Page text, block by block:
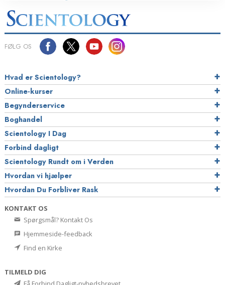
FØLG OS
Hvad er Scientology?
Online-kurser
Begynderservice
Boghandel
Scientology I Dag
Forbind dagligt
Scientology Rundt om i Verden
Hvordan vi hjælper
Hvordan Du Forbliver Rask
KONTAKT OS
Spørgsmål? Kontakt Os
Hjemmeside-feedback
Find en Kirke
TILMELD DIG